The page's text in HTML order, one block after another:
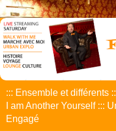
::: Ensemble et différents
I am Another Yourself :::
Engagé